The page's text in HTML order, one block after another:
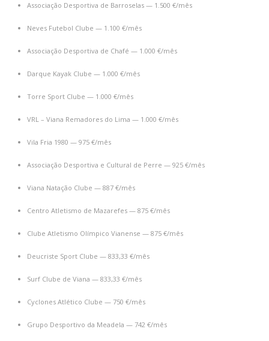
Associação Desportiva de Barroselas — 1.500 €/mês
Neves Futebol Clube — 1.100 €/mês
Associação Desportiva de Chafé — 1.000 €/mês
Darque Kayak Clube — 1.000 €/mês
Torre Sport Clube — 1.000 €/mês
VRL – Viana Remadores do Lima — 1.000 €/mês
Vila Fria 1980 — 975 €/mês
Associação Desportiva e Cultural de Perre — 925 €/mês
Viana Natação Clube — 887 €/mês
Centro Atletismo de Mazarefes — 875 €/mês
Clube Atletismo Olímpico Vianense — 875 €/mês
Deucriste Sport Clube — 833,33 €/mês
Surf Clube de Viana — 833,33 €/mês
Cyclones Atlético Clube — 750 €/mês
Grupo Desportivo da Meadela — 742 €/mês